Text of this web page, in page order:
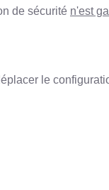
de sécurité n'est
le